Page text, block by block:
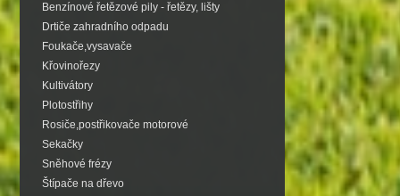
Benzínové řetězové pily - řetězy, lišty
Drtiče zahradního odpadu
Foukače,vysavače
Křovinořezy
Kultivátory
Plotostřihy
Rosiče,postřikovače motorové
Sekačky
Sněhové frézy
Štípače na dřevo